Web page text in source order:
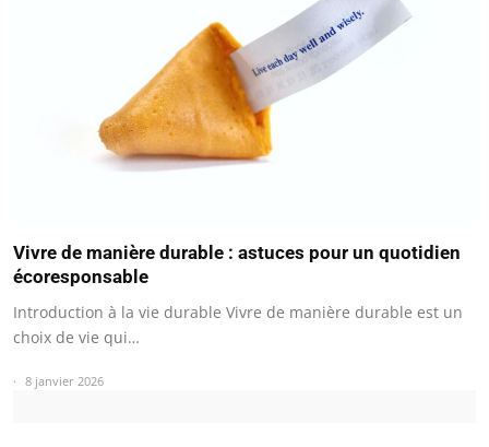
Vivre de manière durable : astuces pour un quotidien
écoresponsable
Introduction à la vie durable Vivre de manière durable est un
choix de vie qui…
8 janvier 2026